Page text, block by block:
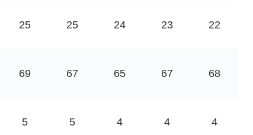
25 25 24 23 22
69 67 65 67 68
5 5 4 4 4